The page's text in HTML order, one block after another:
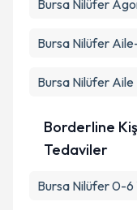
Bursa Nilüfer
Bursa Nilüfer
Bursa Nilüfer Aile
Borderline
Tedaviler
Bursa Nilüfer 0-6